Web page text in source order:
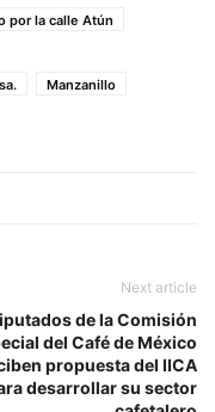
por la calle Atún
Manzanillo
Next article
de la Comisión
del Café de México
propuesta del IICA
desarrollar su sector